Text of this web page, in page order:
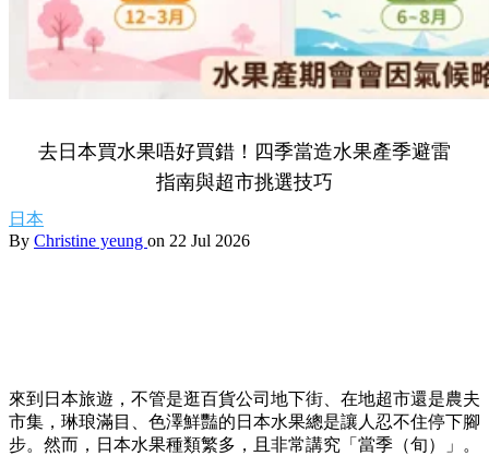
去日本買水果唔好買錯！四季當造水果產季避雷
指南與超市挑選技巧
日本
By Christine yeung on 22 Jul 2026
來到日本旅遊，不管是逛百貨公司地下街、在地超市還是農夫
市集，琳琅滿目、色澤鮮豔的日本水果總是讓人忍不住停下腳
步。然而，日本水果種類繁多，且非常講究「當季（旬）」。